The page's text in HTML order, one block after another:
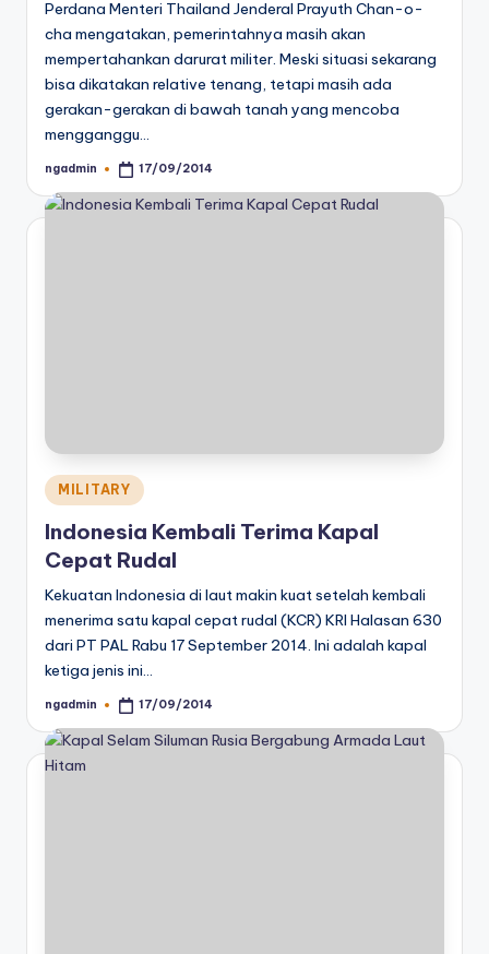
Perdana Menteri Thailand Jenderal Prayuth Chan-o-
cha mengatakan, pemerintahnya masih akan
mempertahankan darurat militer. Meski situasi sekarang
bisa dikatakan relative tenang, tetapi masih ada
gerakan-gerakan di bawah tanah yang mencoba
mengganggu…
Posted
ngadmin 17/09/2014
Posted
in
MILITARY
Indonesia Kembali Terima Kapal
Cepat Rudal
Kekuatan Indonesia di laut makin kuat setelah kembali
menerima satu kapal cepat rudal (KCR) KRI Halasan 630
dari PT PAL Rabu 17 September 2014. Ini adalah kapal
ketiga jenis ini…
Posted
ngadmin 17/09/2014